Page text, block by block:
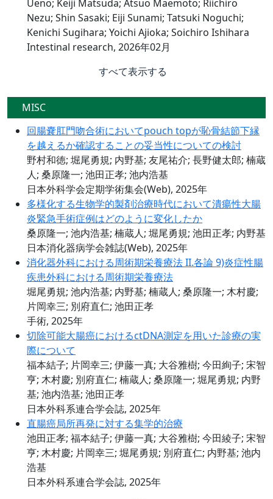
Ueno; Keiji Matsuda; Atsuo Maemoto; Riichiro
Nezu; Shin Sasaki; Eiji Sunami; Tatsuki Noguchi;
Kenichi Sugihara; Yoichi Ajioka; Soichiro Ishihara
Intestinal research, 2026年02月
すべて表示する
MISC
回腸嚢肛門吻合術においてpouch topが恥骨結節下縁
を越えるか確認することの妥当性についての検討
野村和徳; 堀尾勇規; 内野基; 友尾祐介; 長野健太郎; 楠蔵
人; 桑原隆一; 池田正孝; 池内浩基
日本外科学会定期学術集会(Web), 2025年
多様化する生物学的製剤治療時代において潰瘍性大腸
炎緊急手術症例はどのように変化したか
桑原隆一; 池内浩基; 楠蔵人; 堀尾勇規; 池田正孝; 内野基
日本消化器病学会雑誌(Web), 2025年
消化器外科における周術期栄養療法 II.各論 9)炎症性腸
疾患外科における周術期栄養療法
堀尾勇規; 池内浩基; 内野基; 楠蔵人; 桑原隆一; 木村慶;
片岡幸三; 別府直仁; 池田正孝
手術, 2025年
切除可能大腸癌におけるctDNA測定を用いた診療の実
際について
福本結子; 片岡幸三; 伊藤一真; 大谷雅樹; 今田絢子; 宋智
亨; 木村慶; 別府直仁; 楠蔵人; 桑原隆一; 堀尾勇規; 内野
基; 池内浩基; 池田正孝
日本外科系連合学会誌, 2025年
直腸癌局所再発に対する集学的治療
池田正孝; 福本結子; 伊藤一真; 大谷雅樹; 今田綾子; 宋智
亨; 木村慶; 片岡幸三; 堀尾勇規; 別府直仁; 内野基; 池内
浩基
日本外科系連合学会誌, 2025年